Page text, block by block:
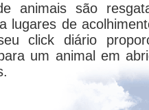
Segundo o
4.16-
Mais trabalho
e o
animais são
lugares de
click diário
um animal em